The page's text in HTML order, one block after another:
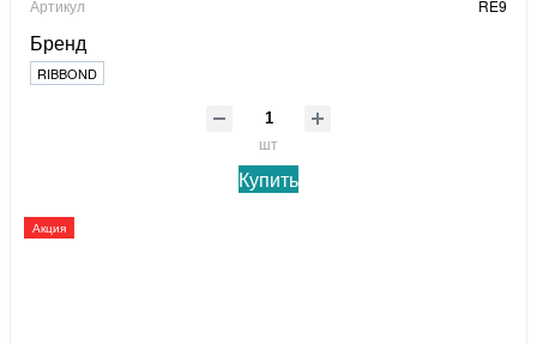
Артикул RE9
Бренд
RIBBOND
шт
Купить
Акция